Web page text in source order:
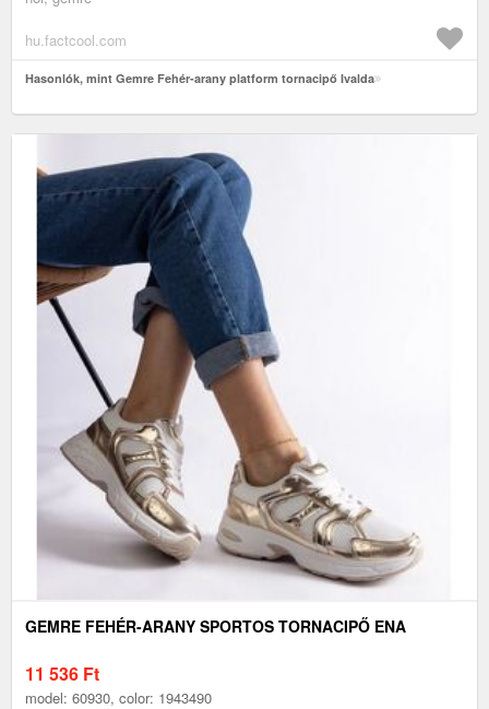
hu.factcool.com
Hasonlók, mint Gemre Fehér-arany platform tornacipő Ivalda
GEMRE FEHÉR-ARANY SPORTOS TORNACIPŐ ENA
11 536 Ft
model: 60930, color: 1943490